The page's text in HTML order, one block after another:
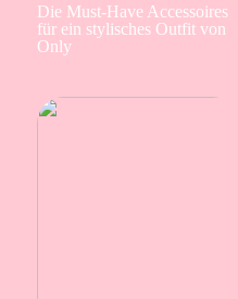
Die Must-Have Accessoires
für ein stylisches Outfit von
Only